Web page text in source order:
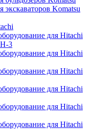
экскаваторов Komatsu
для Hitachi
3
для Hitachi
для Hitachi
для Hitachi
для Hitachi
для Hitachi